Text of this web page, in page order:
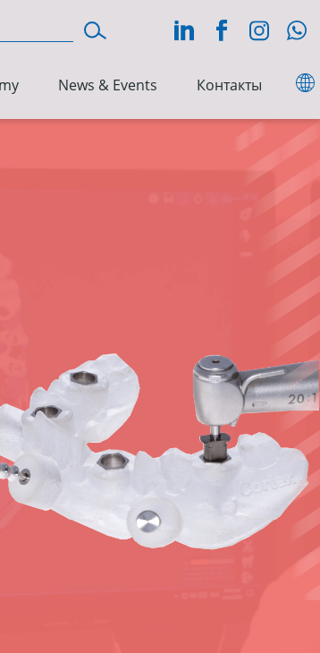
News & Events Контакты